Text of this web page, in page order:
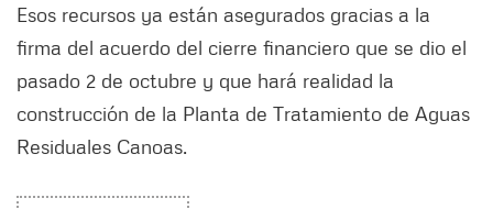
Esos recursos ya están asegurados gracias a la
firma del acuerdo del cierre financiero que se dio el
pasado 2 de octubre y que hará realidad la
construcción de la Planta de Tratamiento de Aguas
Residuales Canoas.